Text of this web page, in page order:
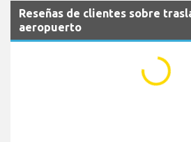
Reseñas de clientes sobre
aeropuerto
...